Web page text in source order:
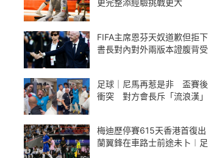
更完整添經驗挑戰更大
FIFA主席恩芬天奴道歉但拒
書長對內對外兩版本證腹背
足球｜尼馬再惹是非 盃賽
衝突 對方會長斥「流浪漢」
梅迪歷停賽615天香港首復
蘭翼鋒在車路士前途未卜︱